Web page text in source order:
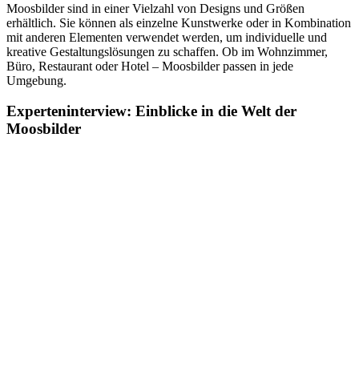
Moosbilder sind in einer Vielzahl von Designs und Größen
erhältlich. Sie können als einzelne Kunstwerke oder in Kombination
mit anderen Elementen verwendet werden, um individuelle und
kreative Gestaltungslösungen zu schaffen. Ob im Wohnzimmer,
Büro, Restaurant oder Hotel – Moosbilder passen in jede
Umgebung.
Experteninterview: Einblicke in die Welt der
Moosbilder